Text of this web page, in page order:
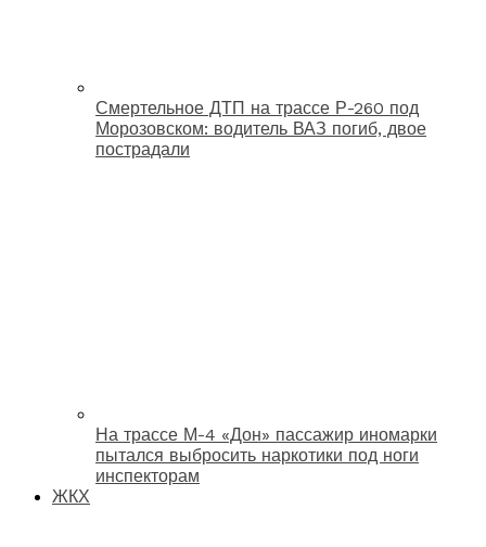
Смертельное ДТП на трассе Р-260 под
Морозовском: водитель ВАЗ погиб, двое
пострадали
На трассе М-4 «Дон» пассажир иномарки
пытался выбросить наркотики под ноги
инспекторам
ЖКХ